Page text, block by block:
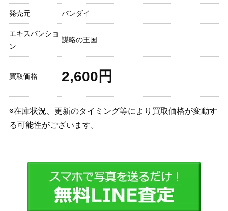
発売元 バンダイ
エキスパンショ
ン
謀略の王国
買取価格 2,600円
※在庫状況、更新のタイミング等により買取価格が変動す
る可能性がございます。